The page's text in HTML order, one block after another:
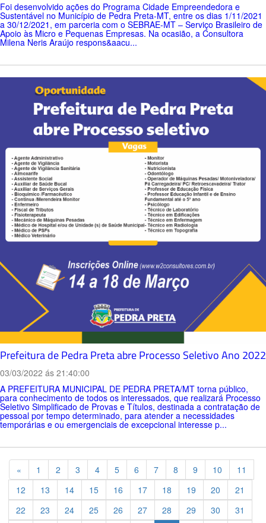
Foi desenvolvido ações do Programa Cidade Empreendedora e
Sustentável no Município de Pedra Preta-MT, entre os dias 1/11/2021
a 30/12/2021, em parceria com o SEBRAE-MT – Serviço Brasileiro de
Apoio às Micro e Pequenas Empresas. Na ocasião, a Consultora
Milena Neris Araújo respons&aacu...
Prefeitura de Pedra Preta abre Processo Seletivo Ano 2022
03/03/2022 ás 21:40:00
A PREFEITURA MUNICIPAL DE PEDRA PRETA/MT torna público,
para conhecimento de todos os interessados, que realizará Processo
Seletivo Simplificado de Provas e Títulos, destinada a contratação de
pessoal por tempo determinado, para atender a necessidades
temporárias e ou emergenciais de excepcional interesse p...
« Previous
1 2 3 4 5 6 7 8 9 10
11
12
13 14 15 16 17 18 19 20
21
22
23 24 25 26 27 28 29 30 31